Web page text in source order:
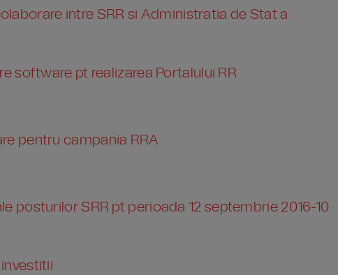
intre SRR si Administratia de Stat a
software pt realizarea Portalului RR
pentru campania RRA
posturilor SRR pt perioada 12 septembrie 2016-10